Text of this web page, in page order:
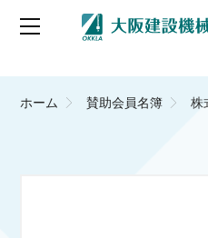
ホーム 賛助会員名簿 株